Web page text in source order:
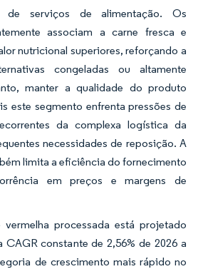
serviços de alimentação. Os
associam a carne fresca e
nutricional superiores, reforçando a
congeladas ou altamente
manter a qualidade do produto
este segmento enfrenta pressões de
da complexa logística da
necessidades de reposição. A
limita a eficiência do fornecimento
em preços e margens de
processada está projetado
CAGR constante de 2,56% de 2026 a
de crescimento mais rápido no